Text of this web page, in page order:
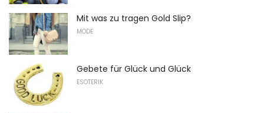
Mit was zu tragen Gold Slip?
MODE
Gebete für Glück und Glück
ESOTERIK